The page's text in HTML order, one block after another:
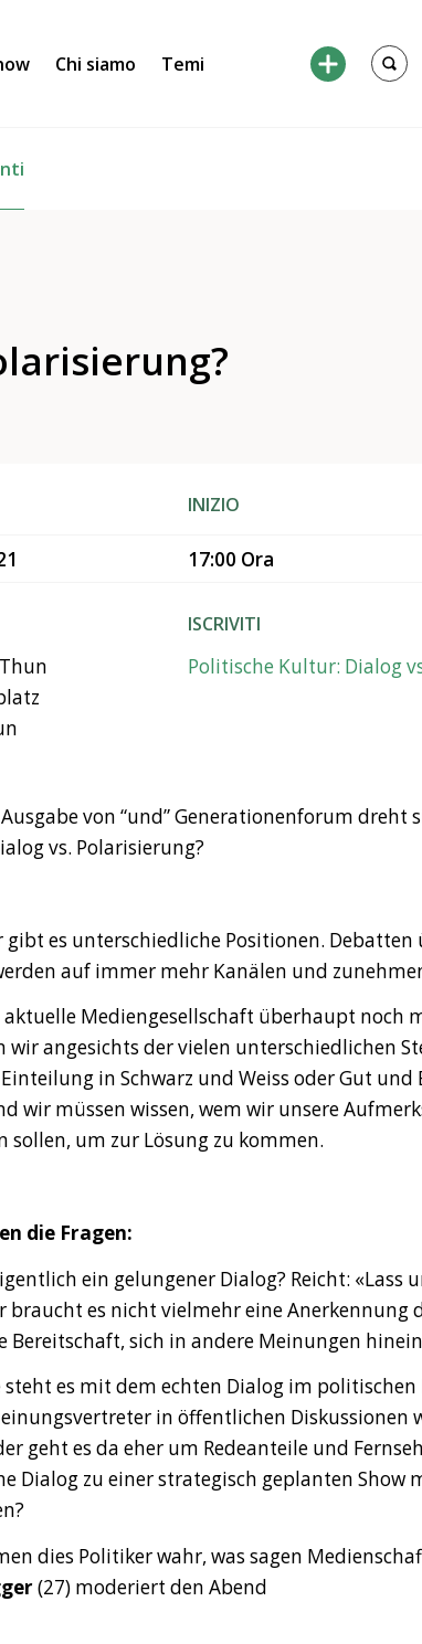
Chi siamo Temi
INIZIO
17:00 Ora
ISCRIVITI
Politische Kultur: Dialog
von “und” Generationenforum dreht
vs. Polarisierung?
gibt es unterschiedliche Positionen. Debatten
auf immer mehr Kanälen und
aktuelle Mediengesellschaft überhaupt noch
wir angesichts der vielen unterschiedlichen
in Schwarz und Weiss oder Gut und
wir müssen wissen, wem wir unsere
sollen, um zur Lösung zu kommen.
die Fragen:
ein gelungener Dialog? Reicht: «Lass
braucht es nicht vielmehr eine Anerkennung
Bereitschaft, sich in andere Meinungen
steht es mit dem echten Dialog im
in öffentlichen Diskussionen
geht es da eher um Redeanteile und
Dialog zu einer strategisch geplanten Show
dies Politiker wahr, was sagen
(27) moderiert den Abend